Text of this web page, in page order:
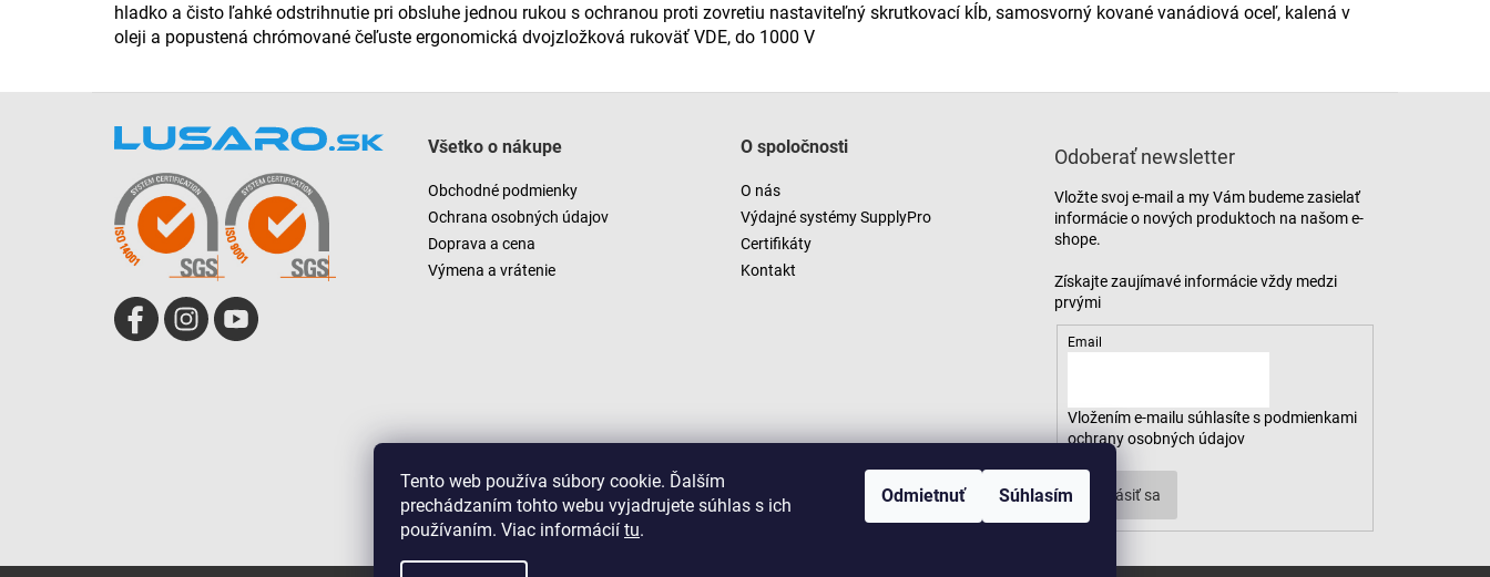
Tento web používa súbory cookie. Ďalším
prechádzaním tohto webu vyjadrujete súhlas s ich
používaním. Viac informácií tu.
Odmietnuť Súhlasím
hladko a čisto ľahké odstrihnutie pri obsluhe jednou rukou s ochranou proti zovretiu nastaviteľný skrutkovací kĺb, samosvorný kované vanádiová oceľ, kalená v
oleji a popustená chrómované čeľuste ergonomická dvojzložková rukoväť VDE, do 1000 V
Všetko o nákupe
Obchodné podmienky
Ochrana osobných údajov
Doprava a cena
Výmena a vrátenie
O spoločnosti
O nás
Výdajné systémy SupplyPro
Certifikáty
Kontakt
Odoberať newsletter
Vložte svoj e-mail a my Vám budeme zasielať
informácie o nových produktoch na našom e-
shope.
Email
Vložením e-mailu súhlasíte s podmienkami
ochrany osobných údajov
Prihlásiť sa